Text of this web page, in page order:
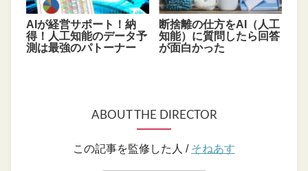
AIが経営サポート！納
得！人工知能のデータ予
測は最強のパトーナー
断捨離の仕方をAI（人工
知能）に質問したら回答
が面白かった
ABOUT THE DIRECTOR
この記事を監修した人 / そねあす